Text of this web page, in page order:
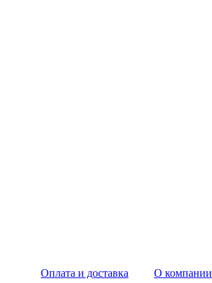
Оплата и доставка
О компании